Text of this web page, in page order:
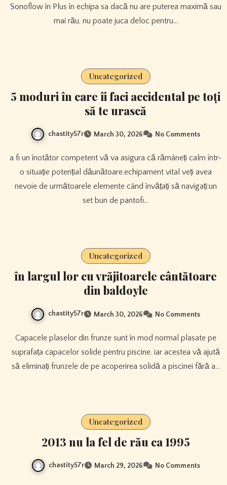
Sonoflow în Plus în echipa sa dacă nu are puterea maximă sau
mai rău, nu poate juca deloc pentru…
Uncategorized
5 moduri în care îi faci accidental pe toți
să te urască
chastity57r March 30, 2026 No Comments
a fi un înotător competent vă va asigura că rămâneți calm într-
o situație potențial dăunătoare.echipament vital veți avea
nevoie de următoarele elemente când învățați să navigați:un
set bun de pantofi…
Uncategorized
în largul lor cu vrăjitoarele cântătoare
din baldoyle
chastity57r March 30, 2026 No Comments
Capacele plaselor din frunze sunt în mod normal plasate pe
suprafața capacelor solide pentru piscine. iar acestea vă ajută
să eliminați frunzele de pe acoperirea solidă a piscinei fără a…
Uncategorized
2013 nu la fel de rău ca 1995
chastity57r March 29, 2026 No Comments